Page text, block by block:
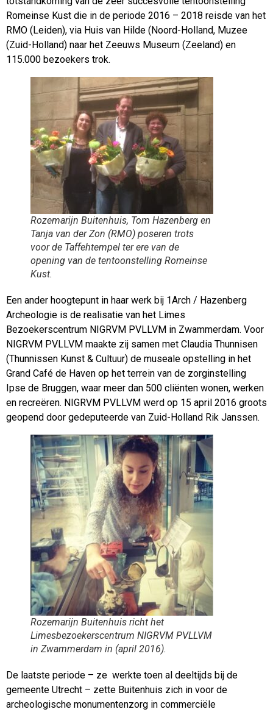
Romeinse Kust die in de periode 2016 – 2018 reisde van het
RMO (Leiden), via Huis van Hilde (Noord-Holland, Muzee
(Zuid-Holland) naar het Zeeuws Museum (Zeeland) en
115.000 bezoekers trok.
Rozemarijn Buitenhuis, Tom Hazenberg en
Tanja van der Zon (RMO) poseren trots
voor de Taffehtempel ter ere van de
opening van de tentoonstelling Romeinse
Kust.
Een ander hoogtepunt in haar werk bij 1Arch / Hazenberg
Archeologie is de realisatie van het Limes
Bezoekerscentrum NIGRVM PVLLVM in Zwammerdam. Voor
NIGRVM PVLLVM maakte zij samen met Claudia Thunnisen
(Thunnissen Kunst & Cultuur) de museale opstelling in het
Grand Café de Haven op het terrein van de zorginstelling
Ipse de Bruggen, waar meer dan 500 cliënten wonen, werken
en recreëren. NIGRVM PVLLVM werd op 15 april 2016 groots
geopend door gedeputeerde van Zuid-Holland Rik Janssen.
Rozemarijn Buitenhuis richt het
Limesbezoekerscentrum NIGRVM PVLLVM
in Zwammerdam in (april 2016).
De laatste periode – ze werkte toen al deeltijds bij de
gemeente Utrecht – zette Buitenhuis zich in voor de
archeologische monumentenzorg in commerciële